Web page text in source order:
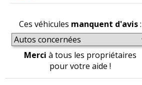
Ces véhicules manquent d'avis:
Merci à tous les propriétaires
pour votre aide !